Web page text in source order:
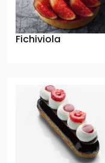
Fichiviola